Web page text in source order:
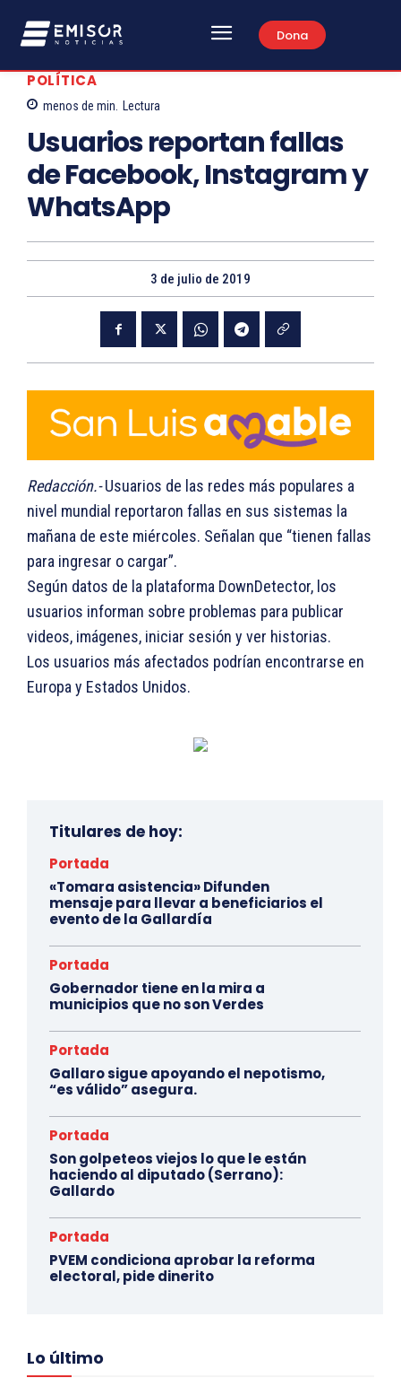
Dona
POLÍTICA
menos de min. Lectura
Usuarios reportan fallas
de Facebook, Instagram y
WhatsApp
3 de julio de 2019
Redacción.-Usuarios de las redes más populares a
nivel mundial reportaron fallas en sus sistemas la
mañana de este miércoles. Señalan que “tienen fallas
para ingresar o cargar”.
Según datos de la plataforma DownDetector, los
usuarios informan sobre problemas para publicar
videos, imágenes, iniciar sesión y ver historias.
Los usuarios más afectados podrían encontrarse en
Europa y Estados Unidos.
Titulares de hoy:
Portada
«Tomara asistencia» Difunden
mensaje para llevar a beneficiarios el
evento de la Gallardía
Portada
Gobernador tiene en la mira a
municipios que no son Verdes
Portada
Gallaro sigue apoyando el nepotismo,
“es válido” asegura.
Portada
Son golpeteos viejos lo que le están
haciendo al diputado (Serrano):
Gallardo
Portada
PVEM condiciona aprobar la reforma
electoral, pide dinerito
Lo último